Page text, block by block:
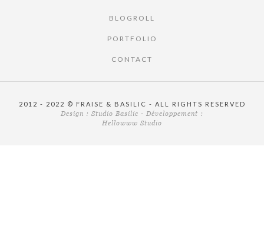
BLOGROLL
PORTFOLIO
CONTACT
2012 - 2022 © FRAISE & BASILIC - ALL RIGHTS RESERVED
Design : Studio Basilic - Développement :
Hellowww Studio